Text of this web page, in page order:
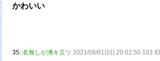
かわいい
35:名無しが沸キ立ツ 2021/08/01(日) 20:02:50.103